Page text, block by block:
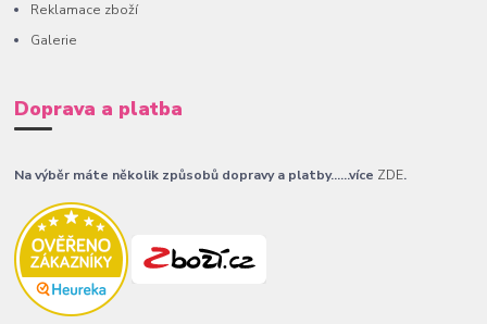
Reklamace zboží
Galerie
Doprava a platba
Na výběr máte několik způsobů dopravy a platby......více ZDE.